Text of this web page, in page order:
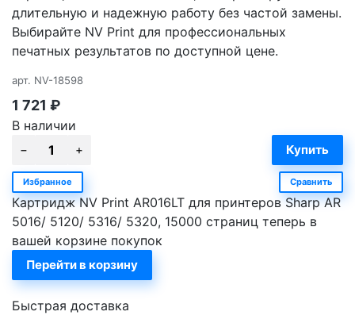
длительную и надежную работу без частой замены.
Выбирайте NV Print для профессиональных
печатных результатов по доступной цене.
арт. NV-18598
1 721 ₽
В наличии
Избранное Сравнить
Картридж NV Print AR016LT для принтеров Sharp AR
5016/ 5120/ 5316/ 5320, 15000 страниц теперь в
вашей корзине покупок
Перейти в корзину
Быстрая доставка